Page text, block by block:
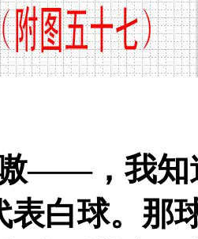
，我知
表白球。那